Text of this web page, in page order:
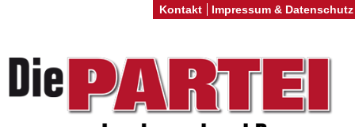
Kontakt Impressum & Datenschutz